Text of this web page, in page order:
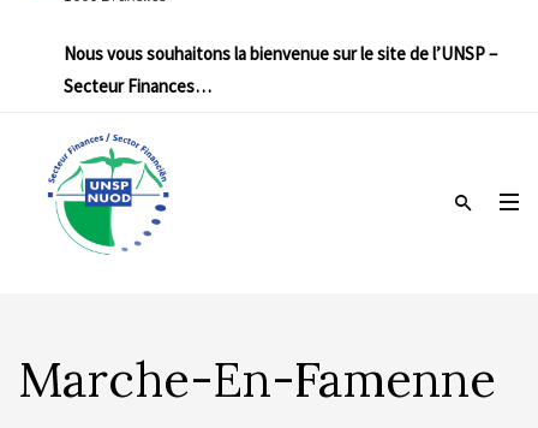
Nous vous souhaitons la bienvenue sur le site de l’UNSP –
Secteur Finances…
Marche-En-Famenne